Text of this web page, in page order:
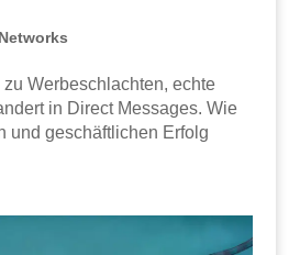
Werbeschlachten, echte
in Direct Messages. Wie
und geschäftlichen Erfolg